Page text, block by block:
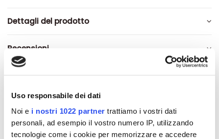
Uso responsabile dei dati
Noi e i nostri 1022 partner trattiamo i vostri dati
personali, ad esempio il vostro numero IP, utilizzando
tecnologie come i cookie per memorizzare e accedere
Dettagli del prodotto
Recensioni
Altri prodotti che potrebbero
interessarti